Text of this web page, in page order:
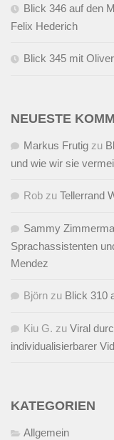
Blick 346 auf den
Felix Hederich
Blick 345 mit
NEUESTE
Markus Frutig zu
und wie wir sie
Rob zu Tellerrand
Sammy
Sprachassistenten
Mendez
Björn zu Blick 310
Kiu G. zu Viral
individualisierbarer
KATEGORIEN
Allgemein